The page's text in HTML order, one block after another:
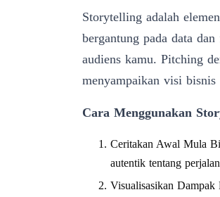
Storytelling adalah
bergantung pada data
audiens kamu. Pitching
menyampaikan visi
Cara Menggunakan
Ceritakan Awal Mula
autentik tentang
Visualisasikan Dampak